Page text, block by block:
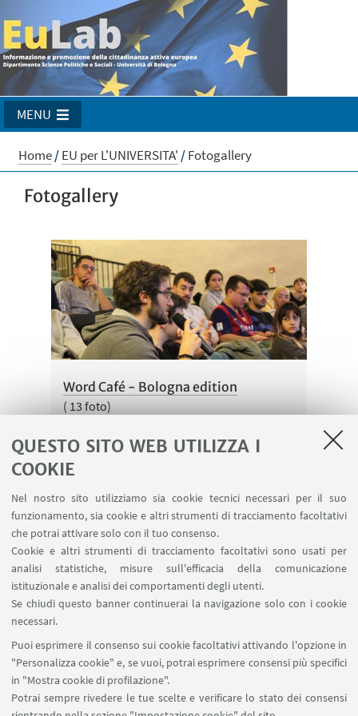
QUESTO SITO WEB UTILIZZA I
COOKIE
Nel nostro sito utilizziamo sia cookie tecnici necessari per il suo
funzionamento, sia cookie e altri strumenti di tracciamento facoltativi
che potrai attivare solo con il tuo consenso.
Cookie e altri strumenti di tracciamento facoltativi sono usati per
analisi statistiche, misure sull'efficacia della comunicazione
istituzionale e analisi dei comportamenti degli utenti.
Se chiudi questo banner continuerai la navigazione solo con i cookie
necessari.
Puoi esprimere il consenso sui cookie facoltativi attivando l'opzione in
"Personalizza cookie" e, se vuoi, potrai esprimere consensi più specifici
in "Mostra cookie di profilazione".
Potrai sempre rivedere le tue scelte e verificare lo stato dei consensi
MENU
Home/EU per L'UNIVERSITA' /Fotogallery
Fotogallery
Word Café - Bologna edition
( 13 foto)
Incontro con Antonio Parenti
Europea in Italia
( 2 foto)